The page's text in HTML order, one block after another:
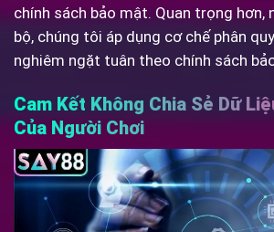
chính sách bảo mật. Quan trọng hơn,
bộ, chúng tôi áp dụng cơ chế phân
nghiêm ngặt tuân theo chính sách
Cam Kết Không Chia Sẻ Dữ
Của Người Chơi